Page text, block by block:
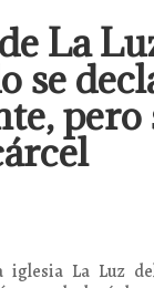
La
se
pero
La Luz